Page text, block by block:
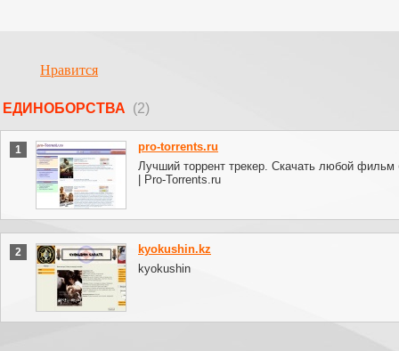
Нравится
ЕДИНОБОРСТВА (2)
1
pro-torrents.ru
Лучший торрент трекер. Скачать любой фильм
| Pro-Torrents.ru
2
kyokushin.kz
kyokushin